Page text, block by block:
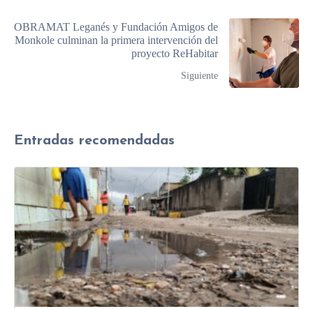
OBRAMAT Leganés y Fundación Amigos de
Monkole culminan la primera intervención del
proyecto ReHabitar
Siguiente
Entradas recomendadas